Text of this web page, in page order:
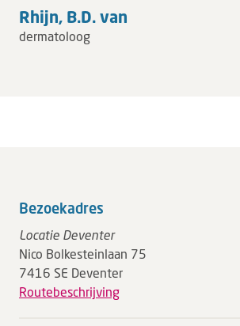
Rhijn, B.D. van
dermatoloog
Bezoekadres
Locatie Deventer
Nico Bolkesteinlaan 75
7416 SE Deventer
Routebeschrijving